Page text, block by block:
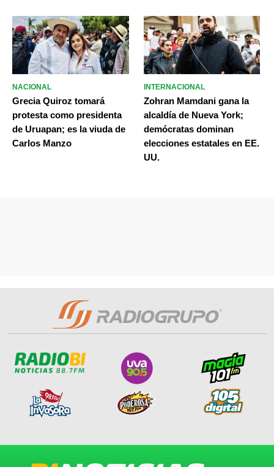
NACIONAL
Grecia Quiroz tomará
protesta como presidenta
de Uruapan; es la viuda de
Carlos Manzo
INTERNACIONAL
Zohran Mamdani gana la
alcaldía de Nueva York;
demócratas dominan
elecciones estatales en EE.
UU.